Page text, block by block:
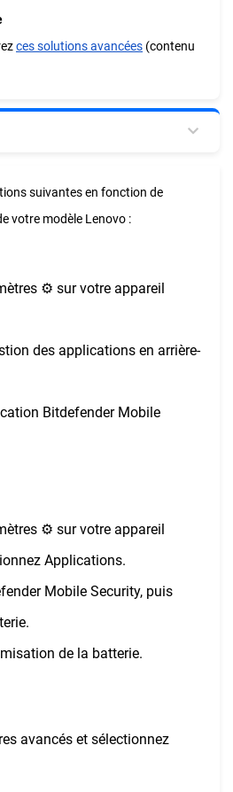
ces solutions avancées (contenu
suivantes en fonction de
votre modèle Lenovo :
⚙︎ sur votre appareil
des applications en arrière-
Bitdefender Mobile
⚙︎ sur votre appareil
Applications.
Mobile Security, puis
de la batterie.
avancés et sélectionnez